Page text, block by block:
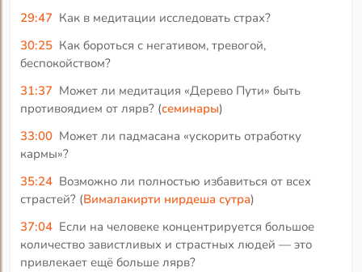
29:47 Как в медитации исследовать страх?
30:25 Как бороться с негативом, тревогой,
беспокойством?
31:37 Может ли медитация «Дерево Пути» быть
противоядием от лярв? (семинары)
33:00 Может ли падмасана «ускорить отработку
кармы»?
35:24 Возможно ли полностью избавиться от всех
страстей? (Вималакирти нирдеша сутра)
37:04 Если на человеке концентрируется большое
количество завистливых и страстных людей — это
привлекает ещё больше лярв?